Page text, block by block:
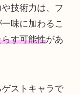
技術力は、フ
味に加わるこ
す可能性があ
ストキャラで